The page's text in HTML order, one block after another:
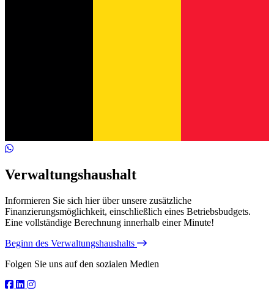
Verwaltungshaushalt
Informieren Sie sich hier über unsere zusätzliche
Finanzierungsmöglichkeit, einschließlich eines Betriebsbudgets.
Eine vollständige Berechnung innerhalb einer Minute!
Beginn des Verwaltungshaushalts
Folgen Sie uns auf den sozialen Medien